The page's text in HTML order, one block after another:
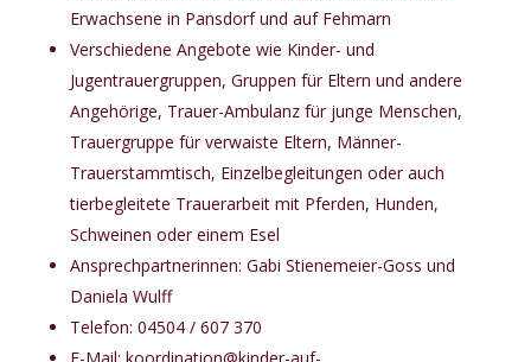
Erwachsene in Pansdorf und auf Fehmarn
Verschiedene Angebote wie Kinder- und
Jugentrauergruppen, Gruppen für Eltern und andere
Angehörige, Trauer-Ambulanz für junge Menschen,
Trauergruppe für verwaiste Eltern, Männer-
Trauerstammtisch, Einzelbegleitungen oder auch
tierbegleitete Trauerarbeit mit Pferden, Hunden,
Schweinen oder einem Esel
Ansprechpartnerinnen: Gabi Stienemeier-Goss und
Daniela Wulff
Telefon: 04504 / 607 370